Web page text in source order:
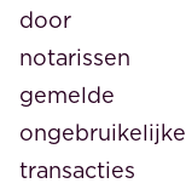
door
notarissen
gemelde
ongebruikelijke
transacties